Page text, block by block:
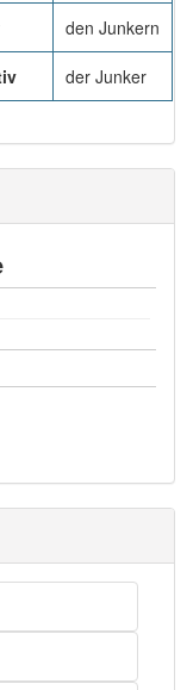
den Junkern
der Junker